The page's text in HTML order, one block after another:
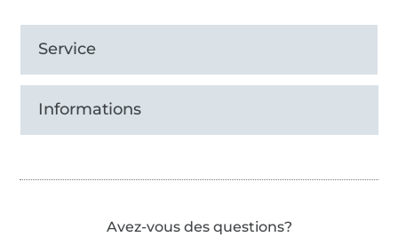
Service
Informations
Avez-vous des questions?